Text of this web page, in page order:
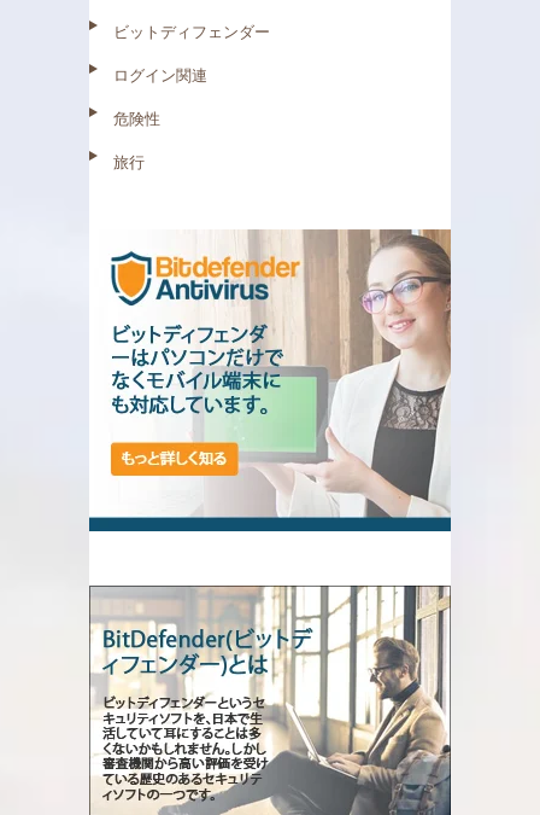
ビットディフェンダー
ログイン関連
危険性
旅行